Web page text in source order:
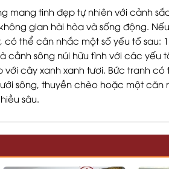
mang tinh đẹp tự nhiên với cảnh
gian hài hòa và sống động.
thể cân nhắc một số yếu tố sau:
cảnh sông núi hữu tình với các yếu
với cây xanh xanh tươi. Bức tranh
sông, thuyền chèo hoặc một căn
sâu.